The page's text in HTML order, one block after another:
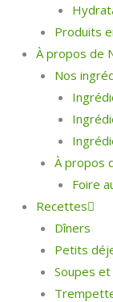
Produits
À propos de
Nos
À propos
Foire
Recettes
Dîners
Petits
Soupes